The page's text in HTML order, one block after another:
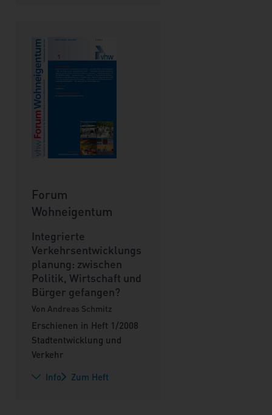
Forum
Wohneigentum
Integrierte
Verkehrsentwicklungs
planung: zwischen
Politik, Wirtschaft und
Bürger gefangen?
Von Andreas Schmitz
Erschienen in Heft 1/2008
Stadtentwicklung und
Verkehr
Info
Zum Heft